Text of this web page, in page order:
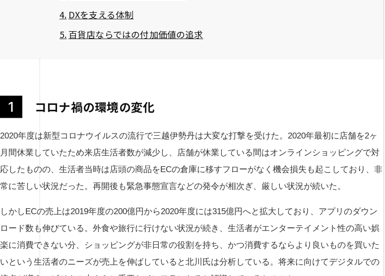
DXを支える体制
百貨店ならではの付加価値の追求
コロナ禍の環境の変化
2020年度は新型コロナウイルスの流行で三越伊勢丹は大変な打撃を受けた。2020年最初に店舗を2ヶ
月間休業していたため来店生活者数が減少し、店舗が休業している間はオンラインショッピングで対
応したものの、生活者当時は店頭の商品をECの倉庫に移すフローがなく機会損失も起こしており、非
常に苦しい状況だった。再開後も緊急事態宣言などの発令が相次ぎ、厳しい状況が続いた。
しかしECの売上は2019年度の200億円から2020年度には315億円へと拡大しており、アプリのダウン
ロード数も伸びている。外食や旅行に行けない状況が続き、生活者がエンターテイメント性の高い娯
楽に消費できない分、ショッピングが非日常の役割を持ち、かつ消費するならより良いものを買いた
いという生活者のニーズが売上を伸ばしていると北川氏は分析している。将来に向けてデジタルでの